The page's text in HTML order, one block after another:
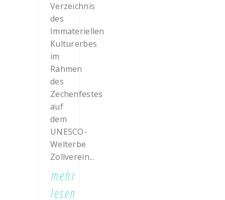
Verzeichnis
des
Immateriellen
Kulturerbes
im
Rahmen
des
Zechenfestes
auf
dem
UNESCO-
Welterbe
Zollverein...
mehr
lesen